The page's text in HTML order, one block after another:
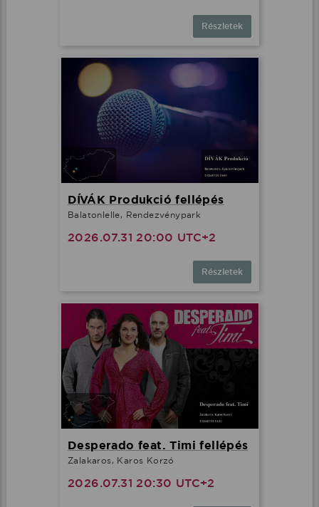
Részletek
DÍVÁK Produkció fellépés
Balatonlelle, Rendezvénypark
2026.07.31 20:00 UTC+2
Részletek
Desperado feat. Timi fellépés
Zalakaros, Karos Korzó
2026.07.31 20:30 UTC+2